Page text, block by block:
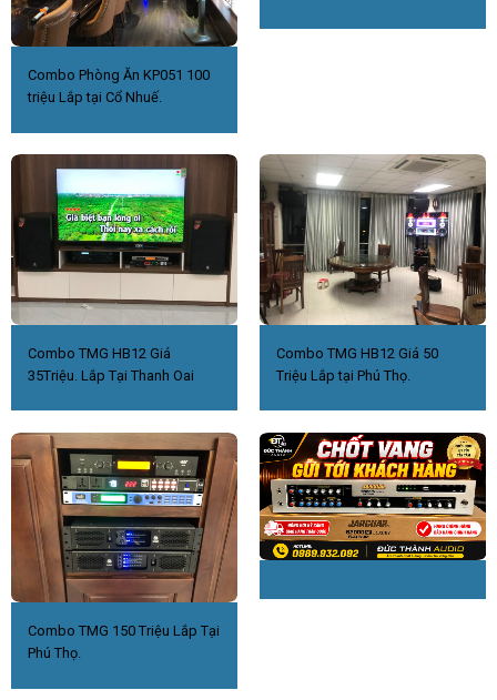
Combo Phòng Ăn KP051 100
triệu Lắp tại Cổ Nhuế.
Combo TMG HB12 Giá
35Triệu. Lắp Tại Thanh Oai
Combo TMG HB12 Giá 50
Triệu Lắp tại Phú Thọ.
Combo TMG 150 Triệu Lắp Tại
Phú Thọ.